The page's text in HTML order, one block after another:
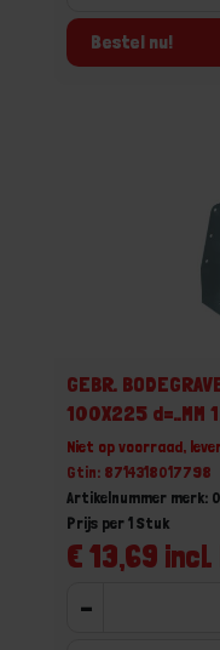
Bestel nu!
GEBR.
100X225 d=..MM
Niet op voorraad,
Gtin: 8714318017798
Artikelnummer merk:
€ 13,69 incl.
Prijs per 1 Stuk
-